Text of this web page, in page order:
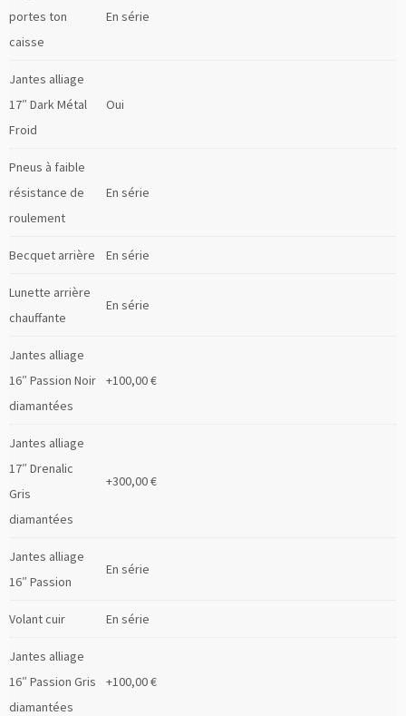
portes ton
caisse
En série
Jantes alliage
17″ Dark Métal
Froid
Oui
Pneus à faible
résistance de
roulement
En série
Becquet arrière En série
Lunette arrière
chauffante
En série
Jantes alliage
16″ Passion Noir
diamantées
+100,00 €
Jantes alliage
17″ Drenalic
Gris
diamantées
+300,00 €
Jantes alliage
16″ Passion
En série
Volant cuir En série
Jantes alliage
16″ Passion Gris
diamantées
+100,00 €